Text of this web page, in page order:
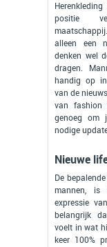
positie
alleen een
denken wel
dragen.
handig op
van de
van fashion
genoeg om
nodige
Nieuwe
De
mannen, is
expressie
belangrijk
voelt in wat
keer 100%